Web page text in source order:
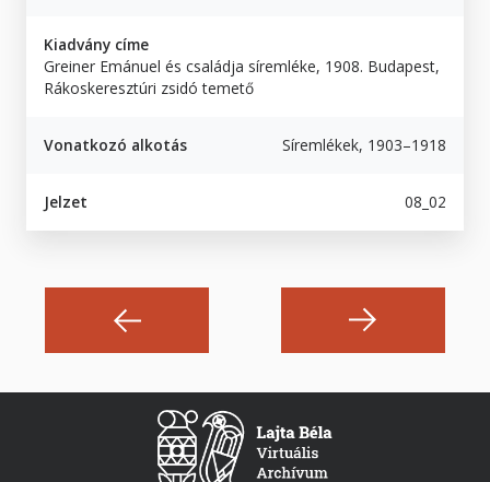
Kiadvány címe
Greiner Emánuel és családja síremléke, 1908. Budapest,
Rákoskeresztúri zsidó temető
Vonatkozó alkotás Síremlékek, 1903–1918
Jelzet 08_02